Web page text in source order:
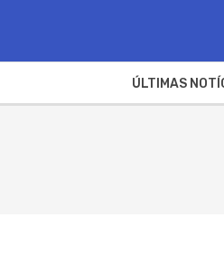
ÚLTIMAS